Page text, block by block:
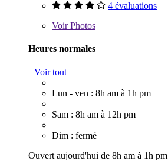
4 évaluations
VoirPhotos
Heures normales
Voir tout
Lun - ven : 8h am à 1h pm
Sam : 8h am à 12h pm
Dim : fermé
Ouvert aujourd'hui de 8h am à 1h pm